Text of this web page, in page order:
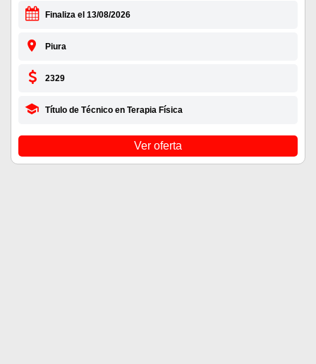
Finaliza el 13/08/2026
Piura
2329
Título de Técnico en Terapia Física
Ver oferta